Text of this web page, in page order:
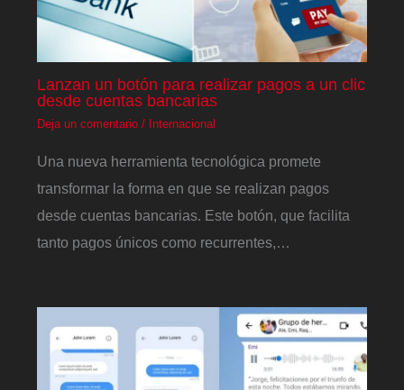
Lanzan un botón para realizar pagos a un clic
desde cuentas bancarias
Deja un comentario / Internacional
Una nueva herramienta tecnológica promete
transformar la forma en que se realizan pagos
desde cuentas bancarias. Este botón, que facilita
tanto pagos únicos como recurrentes,…